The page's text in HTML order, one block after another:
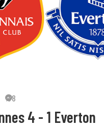
38
4 - 1 Everton